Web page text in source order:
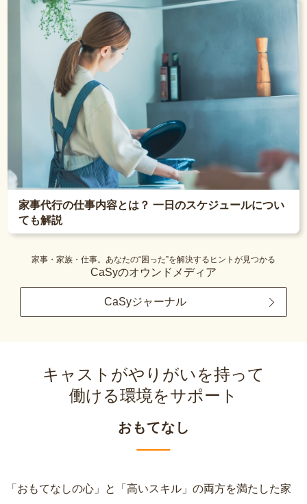
家事代行の仕事内容とは？ 一日のスケジュールについ
ても解説
家事・家族・仕事。あなたの“困った”を解決するヒントが見つかる
CaSyのオウンドメディア
CaSyジャーナル
キャストがやりがいを持って
働ける環境をサポート
おもてなし
「おもてなしの心」と「高いスキル」の両方を満たした家